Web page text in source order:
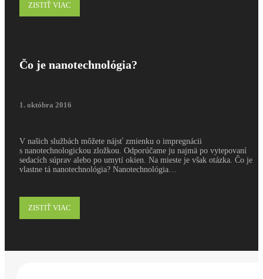
ZISTIŤ VIAC
Čo je nanotechnológia?
1. októbra 2016
V našich službách môžete nájsť zmienku o impregnácii
s nanotechnologickou zložkou. Odporúčame ju najmä po vytepovaní
sedacích súprav alebo po umytí okien. Na mieste je však otázka. Čo je
vlastne tá nanotechnológia? Nanotechnológia…
ZISTIŤ VIAC